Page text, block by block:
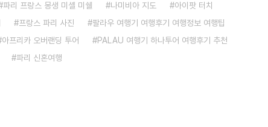
파리 프랑스 몽생 미셸 미쉘 나미비아 지도
아이팟 터치
프랑스 파리 사진
팔라우 여행기 여행후기 여행정보 여행팁
아프리카 오버랜딩 투어
PALAU 여행기 하나투어 여행후기 추천
파리 신혼여행